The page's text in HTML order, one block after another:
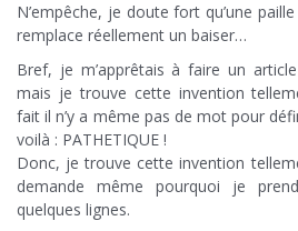
N’empêche, je doute fort qu’une
remplace réellement un baiser…
Bref, je m’apprêtais à faire un
mais je trouve cette invention
fait il n’y a même pas de mot pour
voilà : PATHETIQUE !
Donc, je trouve cette invention
demande même pourquoi je
quelques lignes.